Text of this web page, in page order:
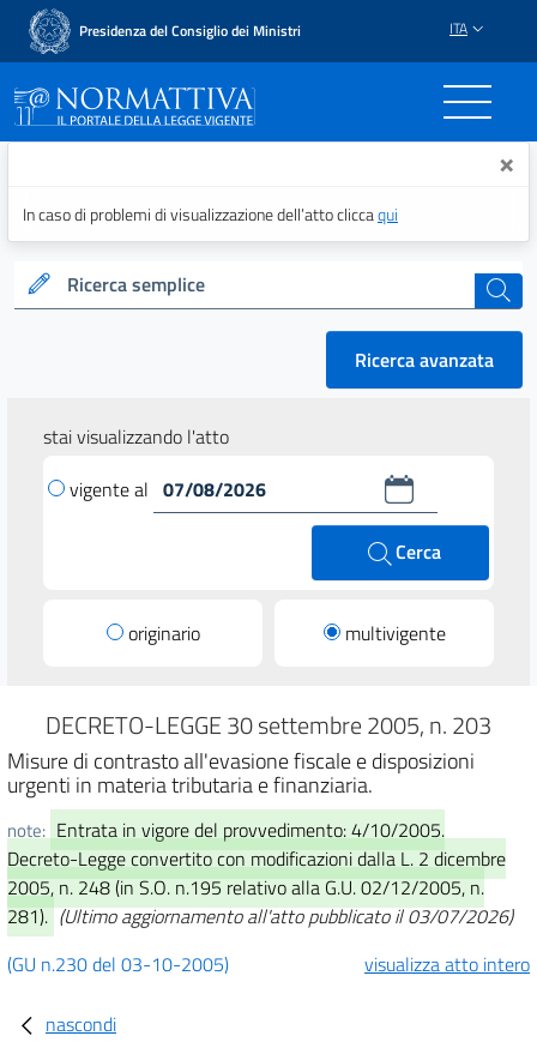
Presidenza del Consiglio dei Ministri ITA
Normattiva - Il portale ×
In caso di problemi di visualizzazione dell’atto cliccaqui
Ricerca semplice cerca
Ricerca avanzata
stai visualizzando l'atto
vigente al
Cerca
originario multivigente
DECRETO-LEGGE 30 settembre 2005, n. 203
Misure di contrasto all'evasione fiscale e disposizioni
urgenti in materia tributaria e finanziaria.
note: Entrata in vigore del provvedimento: 4/10/2005.
Decreto-Legge convertito con modificazioni dalla L. 2 dicembre
2005, n. 248 (in S.O. n.195 relativo alla G.U. 02/12/2005, n.
281). (Ultimo aggiornamento all'atto pubblicato il 03/07/2026)
(GU n.230 del 03-10-2005)
visualizza atto intero
nascondi